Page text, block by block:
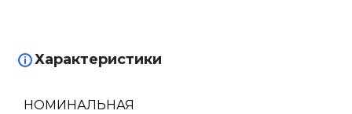
Характеристики
НОМИНАЛЬНАЯ